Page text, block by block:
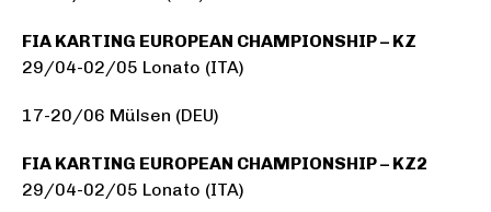
FIA KARTING EUROPEAN CHAMPIONSHIP – KZ
29/04-02/05 Lonato (ITA)
17-20/06 Mülsen (DEU)
FIA KARTING EUROPEAN CHAMPIONSHIP – KZ2
29/04-02/05 Lonato (ITA)